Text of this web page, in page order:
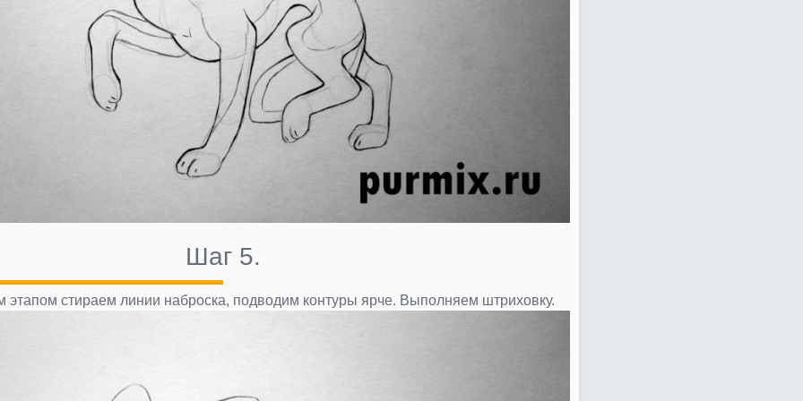
Шаг 5.
этапом стираем линии наброска, подводим контуры ярче. Выполняем штриховку.